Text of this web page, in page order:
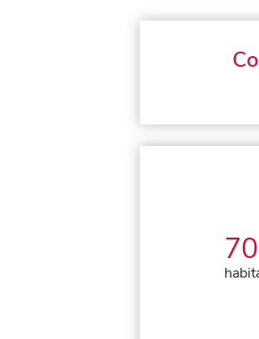
70